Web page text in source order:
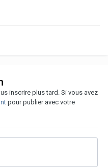
inscrire plus tard. Si vous avez
pour publier avec votre